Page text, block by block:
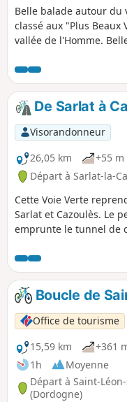
Belle balade autour du
classé aux "Plus
vallée de l'Homme.
De Sarlat à
Visorandonneur
26,05 km
+55 m
Départ à Sarlat-la-
Cette Voie Verte
Sarlat et Cazoulès. Le
emprunte le tunnel de
Boucle de
Office de tourisme
15,59 km
+361
1h
Moyenne
Départ à Saint-
(Dordogne)